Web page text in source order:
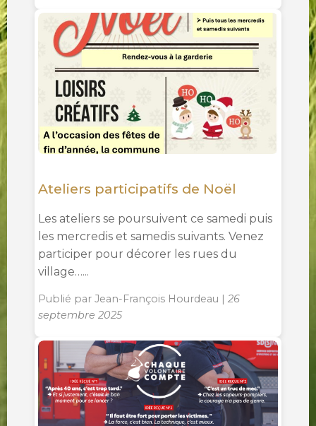
Ateliers participatifs de Noël
Les ateliers se poursuivent ce samedi puis
les mercredis et samedis suivants. Venez
participer pour décorer les rues du
village…...
Publié par Jean-François Hourdeau |26
septembre 2025